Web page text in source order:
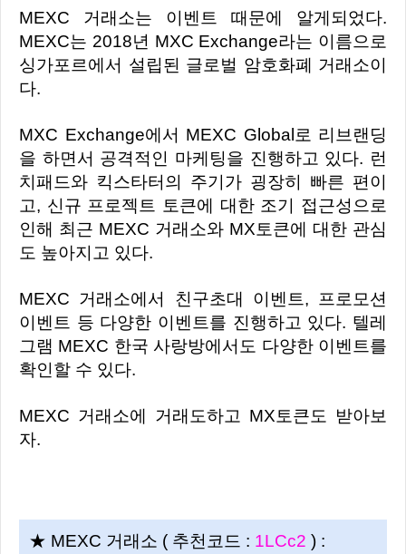
MEXC 거래소는 이벤트 때문에 알게되었다.
MEXC는 2018년 MXC Exchange라는 이름으로
싱가포르에서 설립된 글로벌 암호화폐 거래소이
다.
MXC Exchange에서 MEXC Global로 리브랜딩
을 하면서 공격적인 마케팅을 진행하고 있다. 런
치패드와 킥스타터의 주기가 굉장히 빠른 편이
고, 신규 프로젝트 토큰에 대한 조기 접근성으로
인해 최근 MEXC 거래소와 MX토큰에 대한 관심
도 높아지고 있다.
MEXC 거래소에서 친구초대 이벤트, 프로모션
이벤트 등 다양한 이벤트를 진행하고 있다. 텔레
그램 MEXC 한국 사랑방에서도 다양한 이벤트를
확인할 수 있다.
MEXC 거래소에 거래도하고 MX토큰도 받아보
자.
★ MEXC 거래소 ( 추천코드 : 1LCc2 ) :